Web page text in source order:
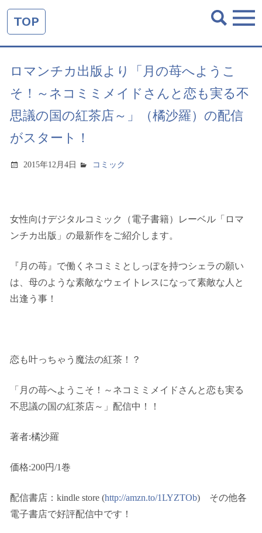
TOP
ロマンチカ出版より「月の苺へようこ
そ！～ネコミミメイドさんと恋も実る不
思議の国の紅茶店～」（橘沙羅）の配信
がスタート！
2015年12月4日 コミック
女性向けデジタルコミック（電子書籍）レーベル「ロマ
ンチカ出版」の最新作をご紹介します。
『月の苺』で働くネコミミとしっぽを持つシェラの願い
は、母のような素敵なウェイトレスになって素敵な人と
出逢う事！
恋も叶っちゃう魔法の紅茶！？
「月の苺へようこそ！～ネコミミメイドさんと恋も実る
不思議の国の紅茶店～」配信中！！
著者:橘沙羅
価格:200円/1巻
配信書店：kindle store (http://amzn.to/1LYZTOb) その他各
電子書店で好評配信中です！